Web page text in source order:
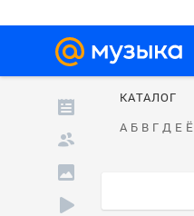
КАТАЛОГ
А Б В Г Д Е Ё